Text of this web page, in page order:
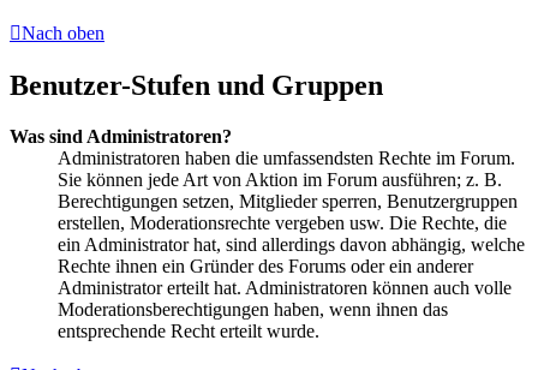
Nach oben
Benutzer-Stufen und Gruppen
Was sind Administratoren?
Administratoren haben die umfassendsten Rechte im Forum.
Sie können jede Art von Aktion im Forum ausführen; z. B.
Berechtigungen setzen, Mitglieder sperren, Benutzergruppen
erstellen, Moderationsrechte vergeben usw. Die Rechte, die
ein Administrator hat, sind allerdings davon abhängig, welche
Rechte ihnen ein Gründer des Forums oder ein anderer
Administrator erteilt hat. Administratoren können auch volle
Moderationsberechtigungen haben, wenn ihnen das
entsprechende Recht erteilt wurde.